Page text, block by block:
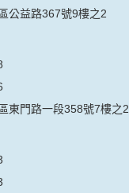
公益路367號9樓之2
東門路一段358號7樓之2